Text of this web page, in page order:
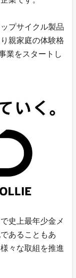
プサイクル製品
親家庭の体験格
業をスタートし
史上最年少金メ
あることもあ
々な取組を推進